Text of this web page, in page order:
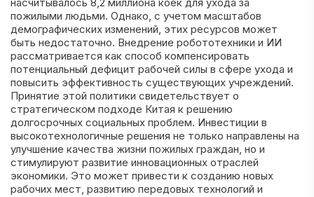
пожилыми людьми. Однако, с учетом масштабов
демографических изменений, этих ресурсов может
быть недостаточно. Внедрение робототехники и ИИ
рассматривается как способ компенсировать
потенциальный дефицит рабочей силы в сфере ухода и
повысить эффективность существующих учреждений.
Принятие этой политики свидетельствует о
стратегическом подходе Китая к решению
долгосрочных социальных проблем. Инвестиции в
высокотехнологичные решения не только направлены на
улучшение качества жизни пожилых граждан, но и
стимулируют развитие инновационных отраслей
экономики. Это может привести к созданию новых
рабочих мест, развитию передовых технологий и